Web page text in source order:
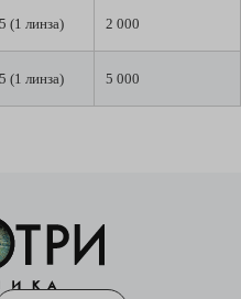
(1 линза) 2 000
(1 линза) 5 000